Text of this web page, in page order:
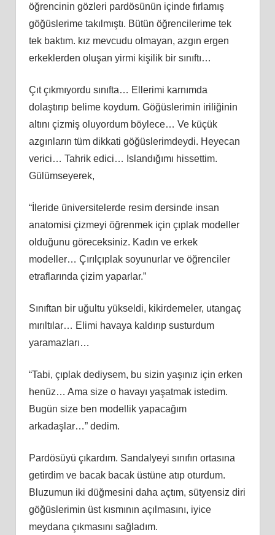
öğrencinin gözleri pardösünün içinde fırlamış
göğüslerime takılmıştı. Bütün öğrencilerime tek
tek baktım. kız mevcudu olmayan, azgın ergen
erkeklerden oluşan yirmi kişilik bir sınıftı…
Çıt çıkmıyordu sınıfta… Ellerimi karnımda
dolaştırıp belime koydum. Göğüslerimin iriliğinin
altını çizmiş oluyordum böylece… Ve küçük
azgınların tüm dikkati göğüslerimdeydi. Heyecan
verici… Tahrik edici… Islandığımı hissettim.
Gülümseyerek,
“İleride üniversitelerde resim dersinde insan
anatomisi çizmeyi öğrenmek için çıplak modeller
olduğunu göreceksiniz. Kadın ve erkek
modeller… Çırılçıplak soyunurlar ve öğrenciler
etraflarında çizim yaparlar.”
Sınıftan bir uğultu yükseldi, kikirdemeler, utangaç
mırıltılar… Elimi havaya kaldırıp susturdum
yaramazları…
“Tabi, çıplak dediysem, bu sizin yaşınız için erken
henüz… Ama size o havayı yaşatmak istedim.
Bugün size ben modellik yapacağım
arkadaşlar…” dedim.
Pardösüyü çıkardım. Sandalyeyi sınıfın ortasına
getirdim ve bacak bacak üstüne atıp oturdum.
Bluzumun iki düğmesini daha açtım, sütyensiz diri
göğüslerimin üst kısmının açılmasını, iyice
meydana çıkmasını sağladım.